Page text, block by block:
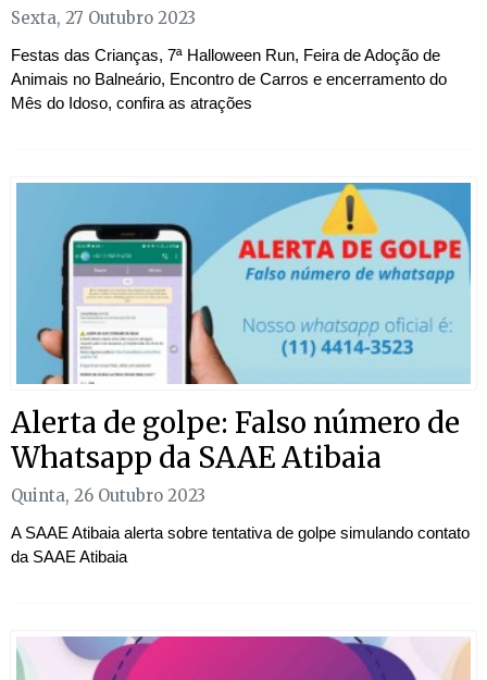
Sexta, 27 Outubro 2023
Festas das Crianças, 7ª Halloween Run, Feira de Adoção de
Animais no Balneário, Encontro de Carros e encerramento do
Mês do Idoso, confira as atrações
Alerta de golpe: Falso número de
Whatsapp da SAAE Atibaia
Quinta, 26 Outubro 2023
A SAAE Atibaia alerta sobre tentativa de golpe simulando contato
da SAAE Atibaia